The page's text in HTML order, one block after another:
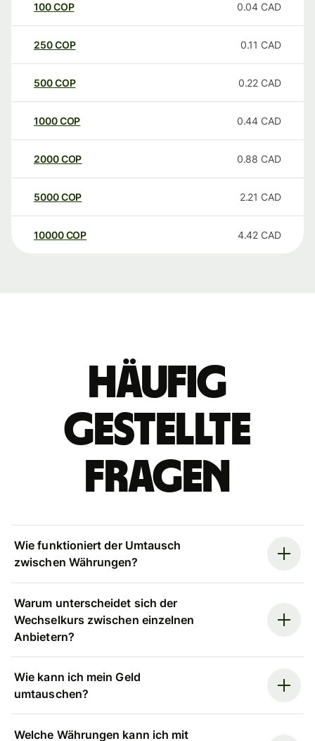
100COP 0.04 CAD
250COP 0.11 CAD
500COP 0.22 CAD
1000COP 0.44 CAD
2000COP 0.88 CAD
5000COP 2.21 CAD
10000 COP 4.42 CAD
Häufig
gestellte
Fragen
Wie funktioniert der Umtausch
zwischen Währungen?
Warum unterscheidet sich der
Wechselkurs zwischen einzelnen
Anbietern?
Wie kann ich mein Geld
umtauschen?
Welche Währungen kann ich mit